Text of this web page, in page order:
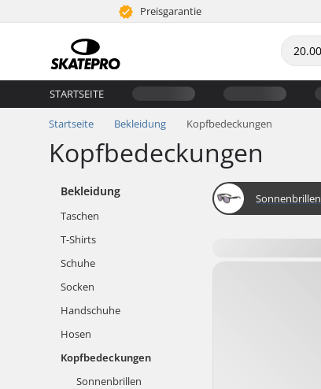
Preisgarantie
STARTSEITE
Startseite Bekleidung Kopfbedeckungen
Kopfbedeckungen
Bekleidung
Taschen
T-Shirts
Schuhe
Socken
Handschuhe
Hosen
Kopfbedeckungen
Sonnenbrillen
Sonnenbrillen